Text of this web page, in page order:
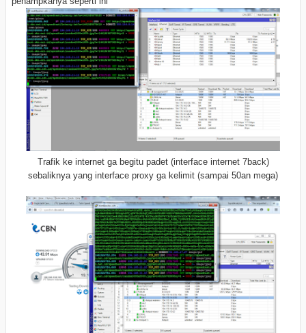
Trafik ke internet ga begitu padet (interface internet 7back)
sebaliknya yang interface proxy ga kelimit (sampai 50an mega)